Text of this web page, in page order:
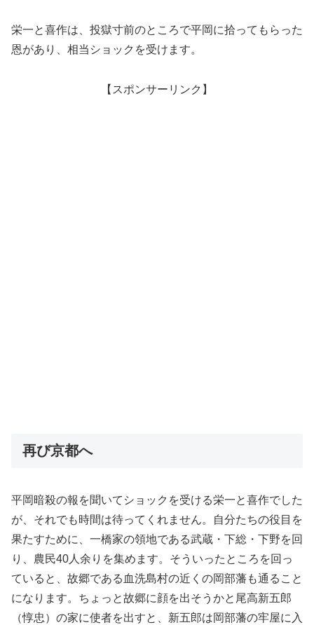
栄一と喜作は、投獄寸前のところで平岡に拾ってもらった
恩があり、相当ショックを受けます。
【スポンサーリンク】
再び京都へ
平岡暗殺の報を聞いてショックを受ける栄一と喜作でした
が、それでも時間は待ってくれません。自分たちの役目を
果たすために、一橋家の領地である武蔵・下総・下野を回
り、農民40人余りを集めます。そういったところを回っ
ていると、故郷である血洗島村の近くの岡部藩も通ること
になります。ちょっと故郷に顔を出そうかと尾高新五郎
（惇忠）の家に使者を出すと、新五郎は岡部藩の牢屋に入